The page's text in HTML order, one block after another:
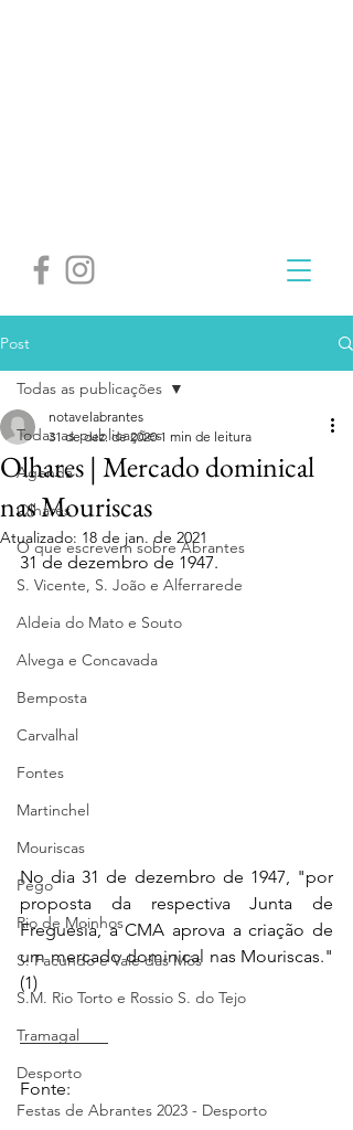
Post
Todas as publicações
Agenda
Olhares
O que escrevem sobre Abrantes
S. Vicente, S. João e Alferrarede
Aldeia do Mato e Souto
Alvega e Concavada
Bemposta
Carvalhal
Fontes
Martinchel
Mouriscas
Pego
Rio de Moinhos
S. Facundo e Vale das Mós
S.M. Rio Torto e Rossio S. do Tejo
Tramagal
Desporto
Festas de Abrantes 2023 - Desporto
Todas as publicações
Olhares | Mercado dominical
nas Mouriscas
notavelabrantes
31 de dez. de 2020 1 min de leitura
Atualizado: 18 de jan. de 2021
31 de dezembro de 1947.
No dia 31 de dezembro de 1947, "por
proposta da respectiva Junta de
Freguesia, a CMA aprova a criação de
um mercado dominical nas Mouriscas."
(1)
__________
Fonte: